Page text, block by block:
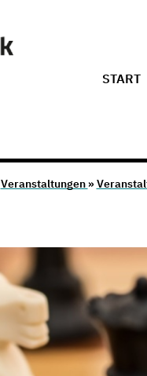
START
Veranstaltungen »